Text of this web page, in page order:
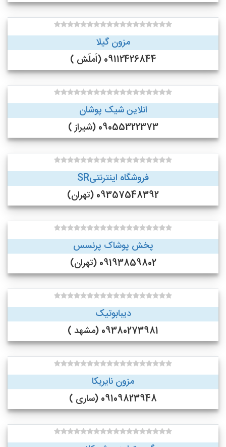
مزون گیلا
09112426844 (اَملَش )
انلاین شیک پوشان
09055322373 (شیراز )
فروشگاه اینترنتیSR
09357548392 (تهران)
پخش پوشاک پرنسس
09193859802 (تهران)
دیبابوتیک
09380273981 (مشهد )
مزون نایریکا
09109823948 (ساری )